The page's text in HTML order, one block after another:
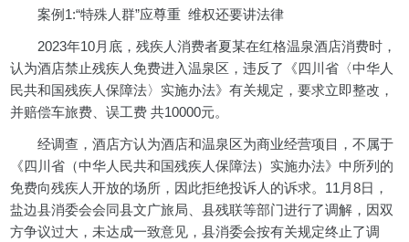
案例1:“特殊人群”应尊重 维权还要讲法律
2023年10月底，残疾人消费者夏某在红格温泉酒店消费时，
认为酒店禁止残疾人免费进入温泉区，违反了《四川省〈中华人
民共和国残疾人保障法〉实施办法》有关规定，要求立即整改，
并赔偿车旅费、误工费 共10000元。
经调查，酒店方认为酒店和温泉区为商业经营项目，不属于
《四川省（中华人民共和国残疾人保障法）实施办法》中所列的
免费向残疾人开放的场所，因此拒绝投诉人的诉求。11月8日，
盐边县消委会会同县文广旅局、县残联等部门进行了调解，因双
方争议过大，未达成一致意见，县消委会按有关规定终止了调